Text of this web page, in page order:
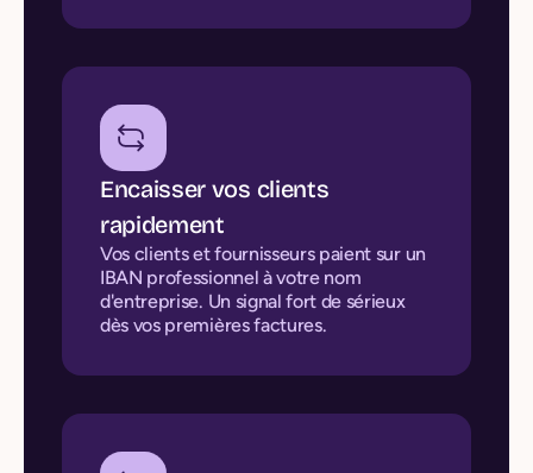
Encaisser vos clients
rapidement
Vos clients et fournisseurs paient sur un
IBAN professionnel à votre nom
d'entreprise. Un signal fort de sérieux
dès vos premières factures.